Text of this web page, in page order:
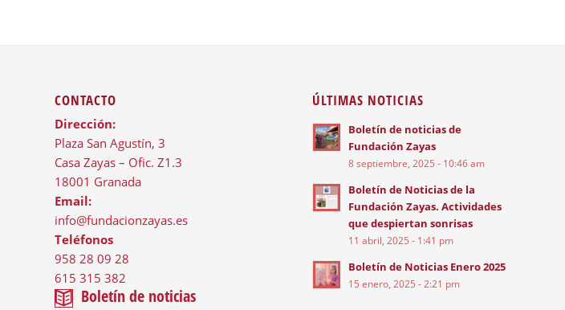
CONTACTO
Dirección:
Plaza San Agustín, 3
Casa Zayas – Ofic. Z1.3
18001 Granada
Email:
info@fundacionzayas.es
Teléfonos
958 28 09 28
615 315 382
Boletín de noticias
ÚLTIMAS NOTICIAS
Boletín de noticias de
Fundación Zayas
8 septiembre, 2025 - 10:46 am
Boletín de Noticias de la
Fundación Zayas. Actividades
que despiertan sonrisas
11 abril, 2025 - 1:41 pm
Boletín de Noticias Enero 2025
15 enero, 2025 - 2:21 pm